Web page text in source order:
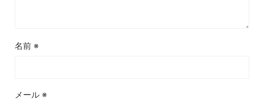
名前 ※
メール ※